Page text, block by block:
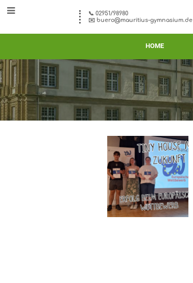
📞 02951/98980
✉️ buero@mauritius-gymnasium.de
HOME
Aktuelles